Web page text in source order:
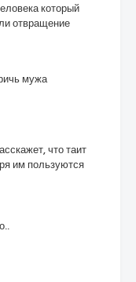
который
отвращение
мужа
что таит
им пользуются